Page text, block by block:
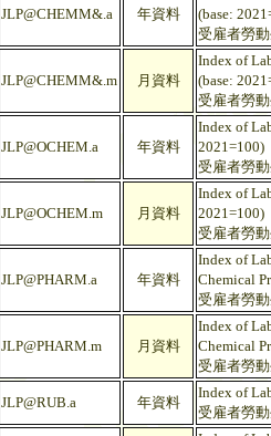
JLP@CHEMM&.a 年資料
(base:
受雇者勞
JLP@CHEMM&.m 月資料
Index of
(base:
受雇者勞
JLP@OCHEM.a 年資料
Index of
2021=100)
受雇者勞
JLP@OCHEM.m 月資料
Index of
2021=100)
受雇者勞
JLP@PHARM.a 年資料
Index of
Chemical
受雇者勞
JLP@PHARM.m 月資料
Index of
Chemical
受雇者勞
JLP@RUB.a 年資料
Index of
受雇者勞